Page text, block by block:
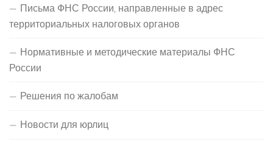
Письма ФНС России, направленные в адрес
территориальных налоговых органов
Нормативные и методические материалы ФНС
России
Решения по жалобам
Новости для юрлиц